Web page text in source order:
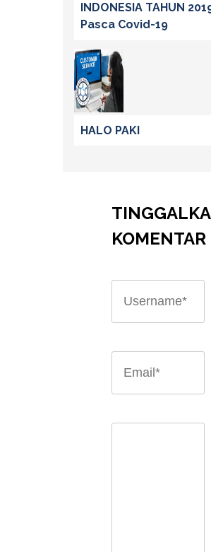
INDONESIA TAHUN
Pasca Covid-19
HALO PAKI
KOMENTAR